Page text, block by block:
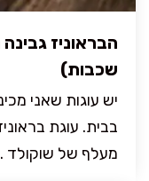
שכבות)
יש עוגות שאני
בבית. עוגת
מעלף של שוקולד